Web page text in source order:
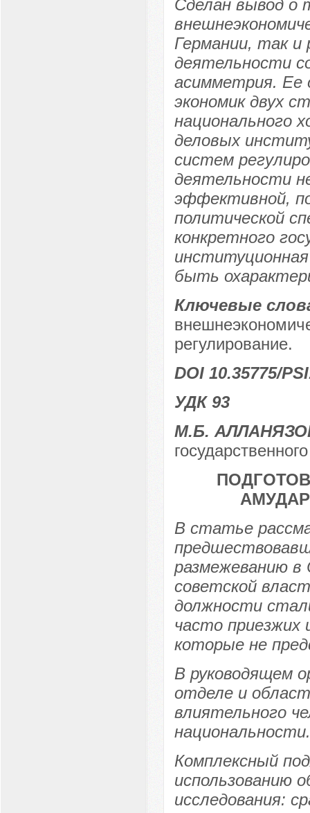
Сделан вывод о
Германии, так
деятельности
асимметрия. Ее
экономик двух
национального
деловых
систем
деятельности
эффективной,
политической
конкретного
быть
Ключевые
регулирование.
DOI 10.35775/
УДК 93
М.Б.
В статье
размежеванию в
советской
должности
часто приезжих
которые не
В руководящем
отделе и
влиятельного
национальности.
Комплексный
использованию
исследования: